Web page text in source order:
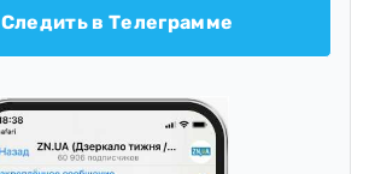
Следить в Телеграмме